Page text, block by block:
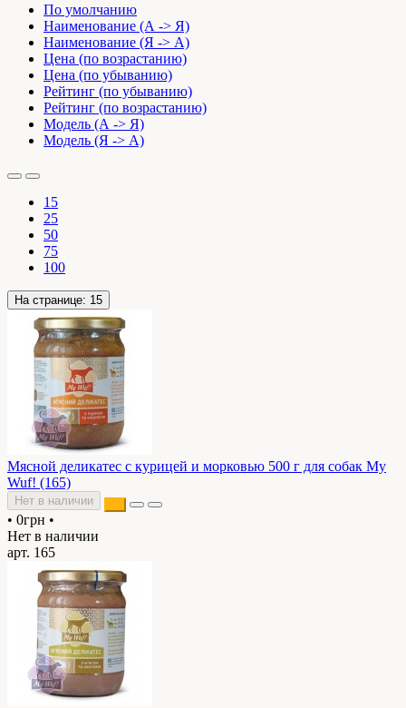
По умолчанию
Наименование (А -> Я)
Наименование (Я -> А)
Цена (по возрастанию)
Цена (по убыванию)
Рейтинг (по убыванию)
Рейтинг (по возрастанию)
Модель (А -> Я)
Модель (Я -> А)
15
25
50
75
100
На странице: 15
Мясной деликатес c курицей и морковью 500 г для собак My
Wuf! (165)
Нет в наличии
• 0грн •
Нет в наличии
арт. 165